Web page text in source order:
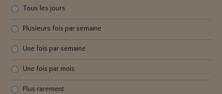
Tous les jours
Plusieurs fois par semaine
Une fois par semaine
Une fois par mois
Plus rarement